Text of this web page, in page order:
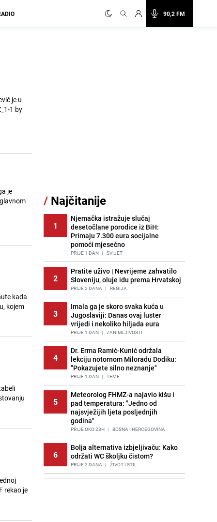
90,2 FM
je u
1 by
je
kada
kojem
rekao je
/ Najčitanije
1
Njemačka istražuje slučaj
desetočlane porodice iz BiH:
Primaju 7.300 eura socijalne
pomoći mjesečno
PRIJE 1 DAN | SVIJET
2
Pratite uživo | Nevrijeme zahvatilo
Sloveniju, oluje idu prema Hrvatskoj
PRIJE 2 DANA | REGIJA
3
Imala ga je skoro svaka kuća u
Jugoslaviji: Danas ovaj luster
vrijedi i nekoliko hiljada eura
PRIJE 1 DAN | ZANIMLJIVOSTI
4
Dr. Erma Ramić-Kunić održala
lekciju notornom Miloradu Dodiku:
"Pokazujete silno neznanje"
PRIJE 1 DAN | TEME
5
Meteorolog FHMZ-a najavio kišu i
pad temperatura: "Jedno od
najsvježijih ljeta posljednjih
godina"
PRIJE OKO 23H | BOSNA I HERCEGOVINA
6
Bolja alternativa izbjeljivaču: Kako
održati WC školjku čistom?
PRIJE 2 DANA | ŽIVOT I STIL